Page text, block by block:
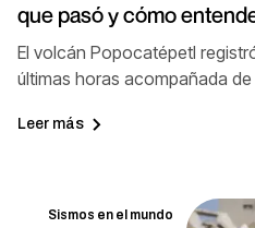
que pasó y cómo
El volcán Popocatépetl
últimas horas acompañada
Leer más
Sismos en el mundo